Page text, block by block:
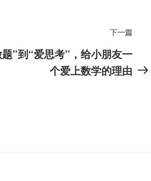
下
一
篇
下一篇
”到“爱思考”，给小朋友一
个爱上数学的理由